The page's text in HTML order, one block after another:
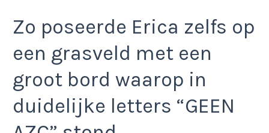
Zo poseerde Erica zelfs op
een grasveld met een
groot bord waarop in
duidelijke letters “GEEN